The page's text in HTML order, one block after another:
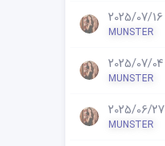
2025/07/16
MUNSTER
2025/07/04
MUNSTER
2025/06/27
MUNSTER